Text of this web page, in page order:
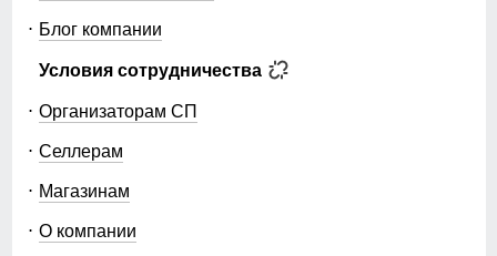
Блог компании
Условия сотрудничества
Организаторам СП
Селлерам
Магазинам
О компании